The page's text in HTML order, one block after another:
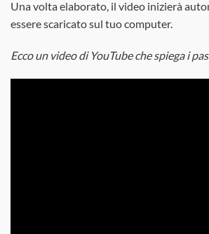
Una volta elaborato, il video inizierà
essere scaricato sul tuo computer.
Ecco un video di YouTube che spiega i